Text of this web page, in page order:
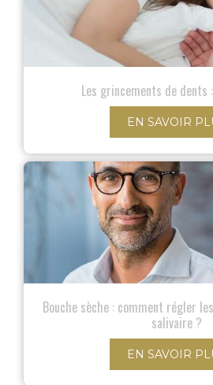
Les grincements de dents
EN SAVOIR
Bouche sèche : comment régler
salivaire ?
EN SAVOIR